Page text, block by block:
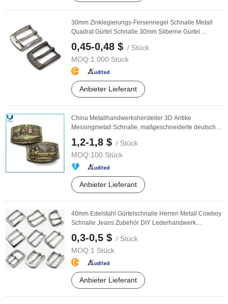
30mm Zinklegierungs-Fersenriegel Schnalle Metall
Quadrat Gürtel Schnalle 30mm Silberne Gürtel ...
0,45-0,48 $ / Stück
MOQ:1.000 Stück
Anbieter Lieferant
China Metallhandwerkshersteller 3D Antike
Messingmetall Schnalle, maßgeschneiderte deutsche
1,2-1,8 $ / Stück
MOQ:100 Stück
Anbieter Lieferant
40mm Edelstahl Gürtelschnalle Herren Metall Cowboy
Schnalle Jeans Zubehör DIY Lederhandwerk
0,3-0,5 $ / Stück
MOQ:1 Stück
Anbieter Lieferant